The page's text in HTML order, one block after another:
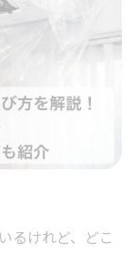
るけれど、どこ